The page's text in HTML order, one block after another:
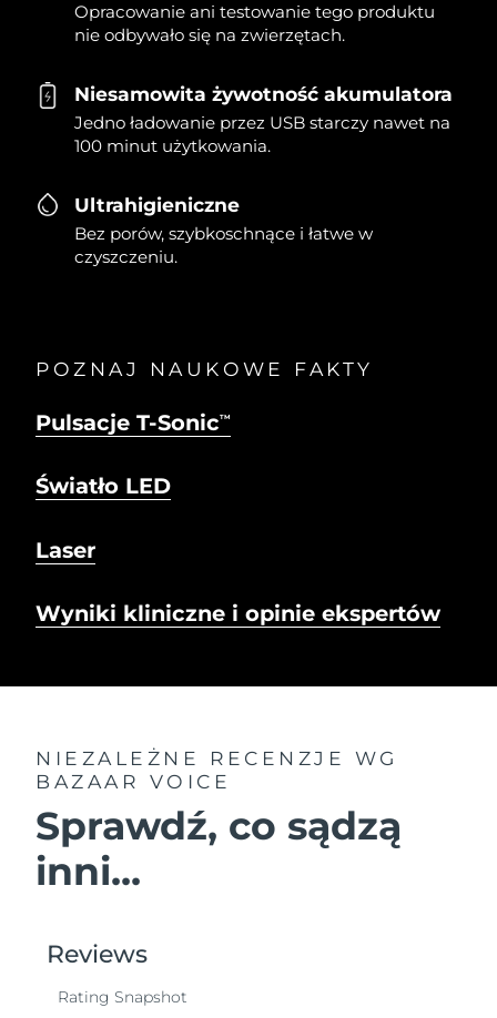
Opracowanie ani testowanie tego produktu
nie odbywało się na zwierzętach.
Niesamowita żywotność akumulatora
Jedno ładowanie przez USB starczy nawet na
100 minut użytkowania.
Ultrahigieniczne
Bez porów, szybkoschnące i łatwe w
czyszczeniu.
POZNAJ NAUKOWE FAKTY
Pulsacje T-SonicTM
Światło LED
Laser
Wyniki kliniczne i opinie ekspertów
NIEZALEŻNE RECENZJE
WG
BAZAAR VOICE
Sprawdź, co sądzą
inni...